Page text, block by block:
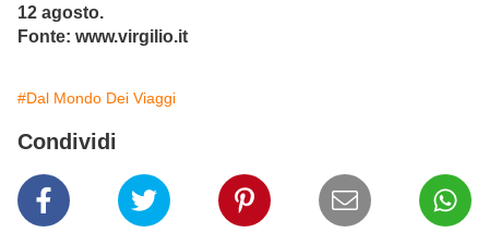
12 agosto.
Fonte: www.virgilio.it
#Dal Mondo Dei Viaggi
Condividi